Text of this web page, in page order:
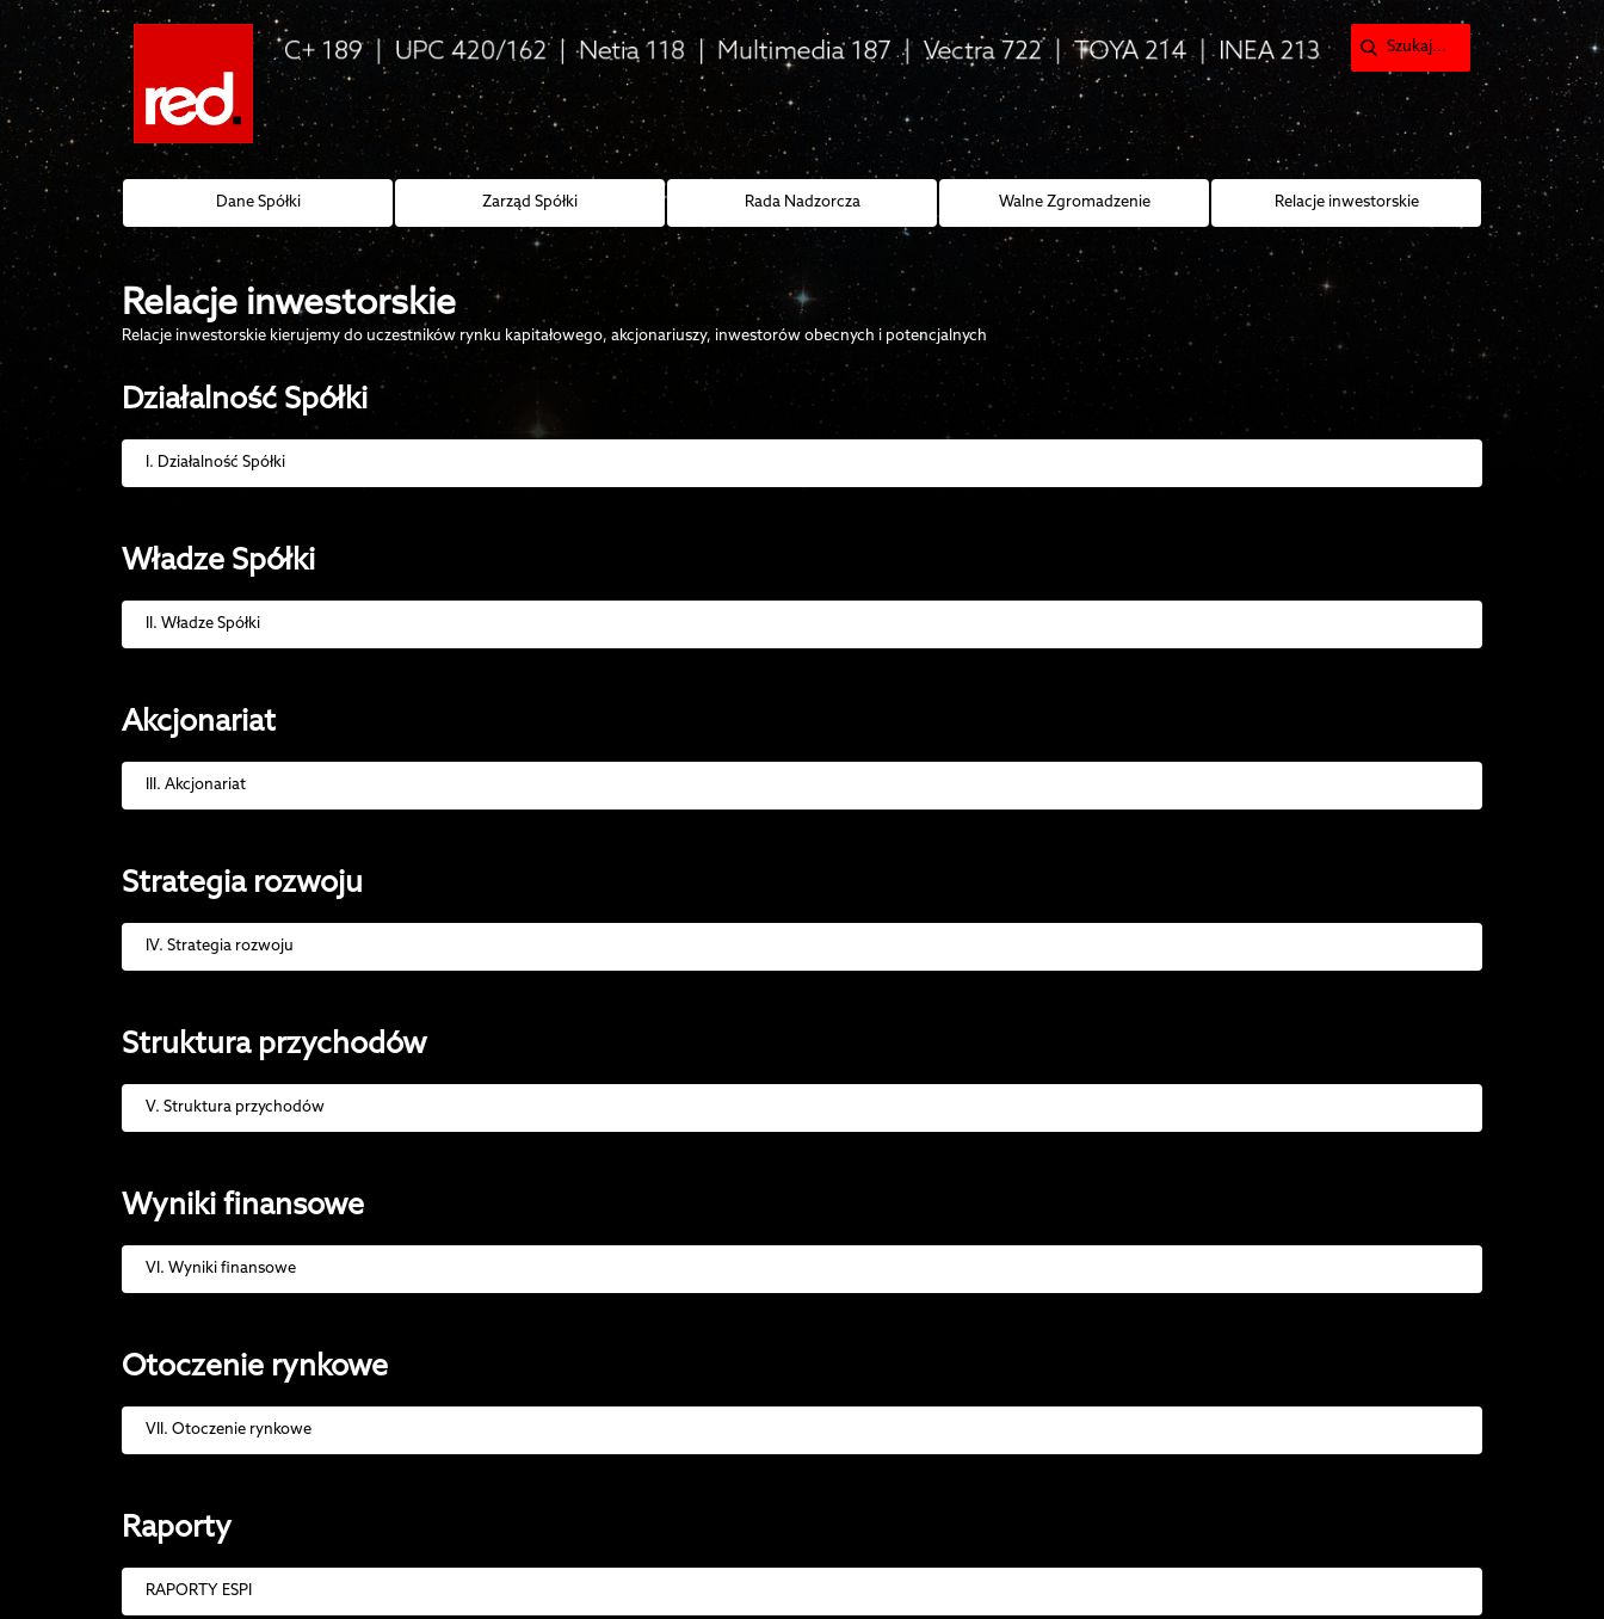
Dane Spółki Zarząd Spółki Rada Nadzorcza Walne Zgromadzenie Relacje inwestorskie
Relacje inwestorskie
Relacje inwestorskie kierujemy do uczestników rynku kapitałowego, akcjonariuszy, inwestorów obecnych i potencjalnych
Działalność Spółki
I. Działalność Spółki
Władze Spółki
II. Władze Spółki
Akcjonariat
III. Akcjonariat
Strategia rozwoju
IV. Strategia rozwoju
Struktura przychodów
V. Struktura przychodów
Wyniki finansowe
VI. Wyniki finansowe
Otoczenie rynkowe
VII. Otoczenie rynkowe
Raporty
RAPORTY ESPI